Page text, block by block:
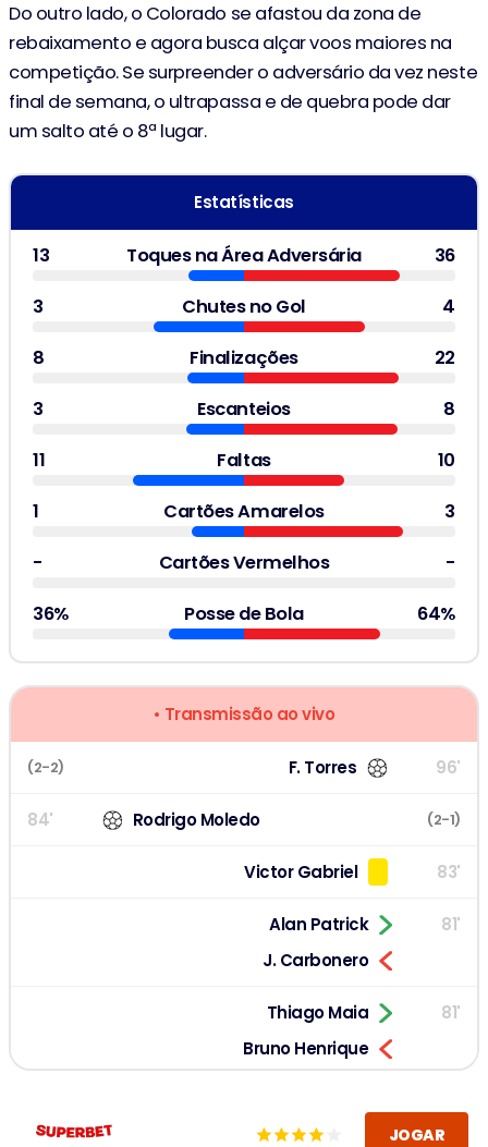
Do outro lado, o Colorado se afastou da zona de
rebaixamento e agora busca alçar voos maiores na
competição. Se surpreender o adversário da vez neste
final de semana, o ultrapassa e de quebra pode dar
um salto até o 8ª lugar.
Estatísticas
13 Toques na Área Adversária 36
3 Chutes no Gol 4
8 Finalizações 22
3 Escanteios 8
11 Faltas 10
1 Cartões Amarelos 3
- Cartões Vermelhos -
36% Posse de Bola 64%
• Transmissão ao vivo
96'
F. Torres
(2-2)
84' Rodrigo Moledo (2-1)
83'
Victor Gabriel
81'
Alan Patrick
J. Carbonero
81'
Thiago Maia
Bruno Henrique
Alerrandro
JOGAR